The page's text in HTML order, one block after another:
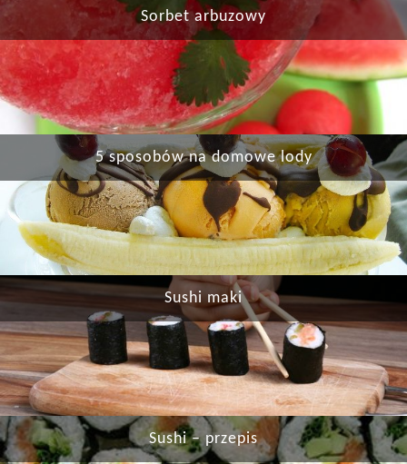
Sorbet arbuzowy
5 sposobów na domowe lody
Sushi maki
Sushi – przepis